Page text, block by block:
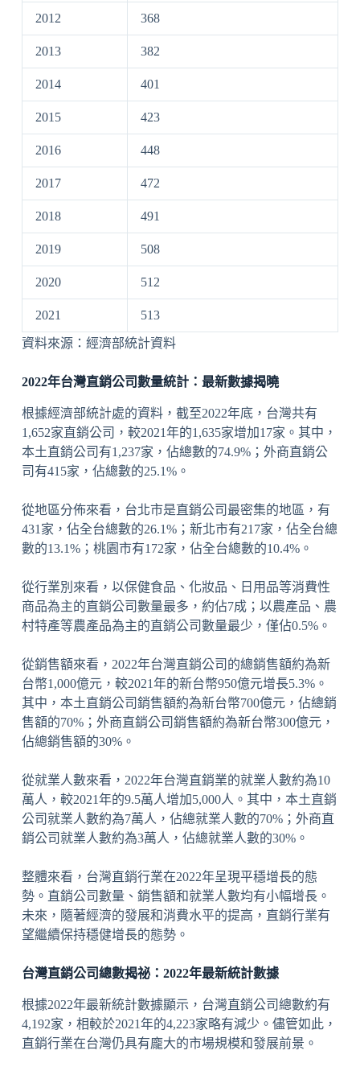
2012 368
2013 382
2014 401
2015 423
2016 448
2017 472
2018 491
2019 508
2020 512
2021 513
資料來源：經濟部統計資料
2022年台灣直銷公司數量統計：最新數據揭曉
根據經濟部統計處的資料，截至2022年底，台灣共有
1,652家直銷公司，較2021年的1,635家增加17家。其中，
本土直銷公司有1,237家，佔總數的74.9%；外商直銷公
司有415家，佔總數的25.1%。
從地區分佈來看，台北市是直銷公司最密集的地區，有
431家，佔全台總數的26.1%；新北市有217家，佔全台總
數的13.1%；桃園市有172家，佔全台總數的10.4%。
從行業別來看，以保健食品、化妝品、日用品等消費性
商品為主的直銷公司數量最多，約佔7成；以農產品、農
村特產等農產品為主的直銷公司數量最少，僅佔0.5%。
從銷售額來看，2022年台灣直銷公司的總銷售額約為新
台幣1,000億元，較2021年的新台幣950億元增長5.3%。
其中，本土直銷公司銷售額約為新台幣700億元，佔總銷
售額的70%；外商直銷公司銷售額約為新台幣300億元，
佔總銷售額的30%。
從就業人數來看，2022年台灣直銷業的就業人數約為10
萬人，較2021年的9.5萬人增加5,000人。其中，本土直銷
公司就業人數約為7萬人，佔總就業人數的70%；外商直
銷公司就業人數約為3萬人，佔總就業人數的30%。
整體來看，台灣直銷行業在2022年呈現平穩增長的態
勢。直銷公司數量、銷售額和就業人數均有小幅增長。
未來，隨著經濟的發展和消費水平的提高，直銷行業有
望繼續保持穩健增長的態勢。
台灣直銷公司總數揭祕：2022年最新統計數據
根據2022年最新統計數據顯示，台灣直銷公司總數約有
4,192家，相較於2021年的4,223家略有減少。儘管如此，
直銷行業在台灣仍具有龐大的市場規模和發展前景。